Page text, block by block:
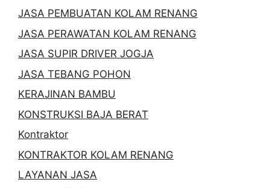
JASA PEMBUATAN KOLAM RENANG
JASA PERAWATAN KOLAM RENANG
JASA SUPIR DRIVER JOGJA
JASA TEBANG POHON
KERAJINAN BAMBU
KONSTRUKSI BAJA BERAT
Kontraktor
KONTRAKTOR KOLAM RENANG
LAYANAN JASA